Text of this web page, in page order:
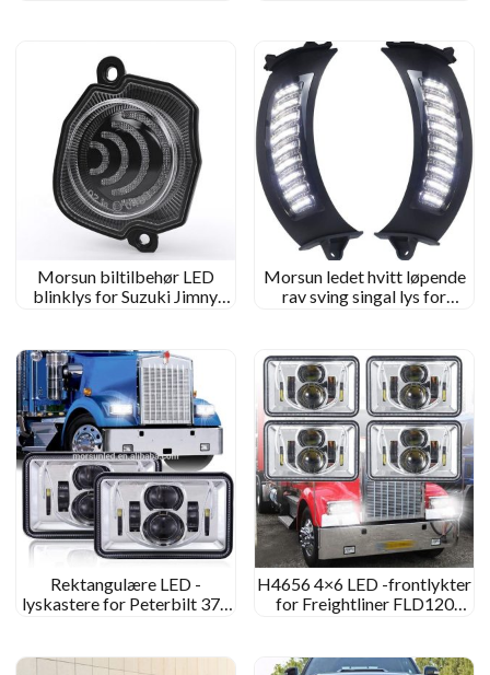
Morsun biltilbehør LED
blinklys for Suzuki Jimny
Morsun ledet hvitt løpende
rav sving singal lys for
Rektangulære LED -
lyskastere for Peterbilt 379
konvertering
H4656 4×6 LED -frontlykter
for Freightliner FLD120